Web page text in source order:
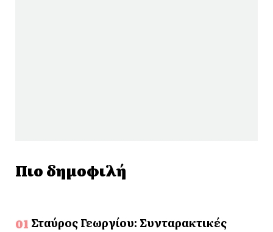
Πιο δημοφιλή
Σταύρος Γεωργίου: Συνταρακτικές